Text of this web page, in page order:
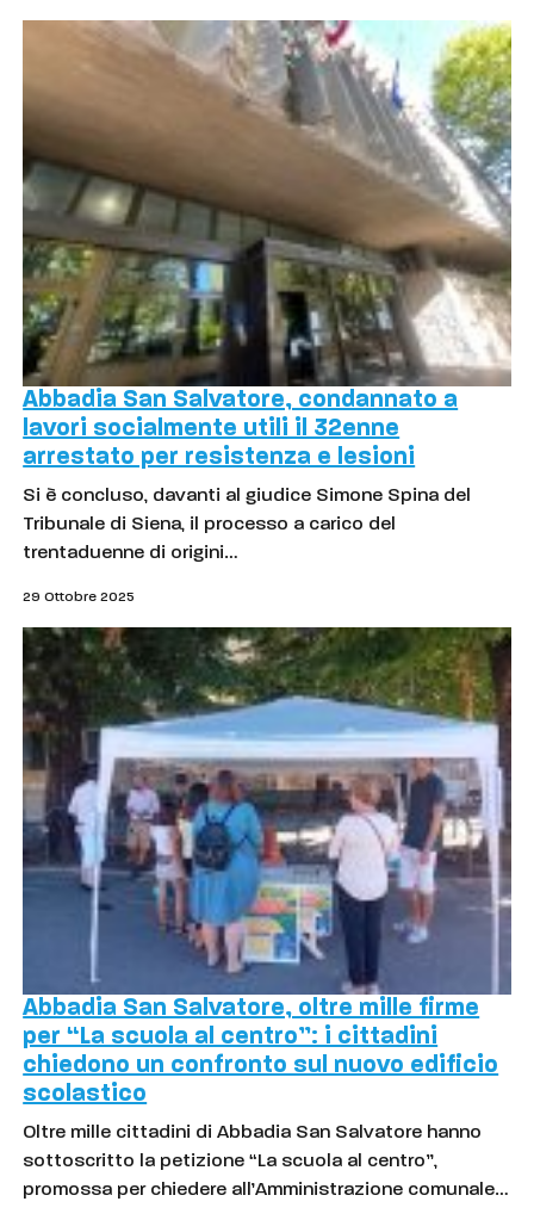
Abbadia San Salvatore, condannato a
lavori socialmente utili il 32enne
arrestato per resistenza e lesioni
Si è concluso, davanti al giudice Simone Spina del
Tribunale di Siena, il processo a carico del
trentaduenne di origini…
29 Ottobre 2025
Abbadia San Salvatore, oltre mille firme
per “La scuola al centro”: i cittadini
chiedono un confronto sul nuovo edificio
scolastico
Oltre mille cittadini di Abbadia San Salvatore hanno
sottoscritto la petizione “La scuola al centro”,
promossa per chiedere all’Amministrazione comunale…